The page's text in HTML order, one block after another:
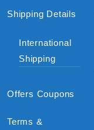
Shipping Details
International
Shipping
Offers Coupons
Terms &